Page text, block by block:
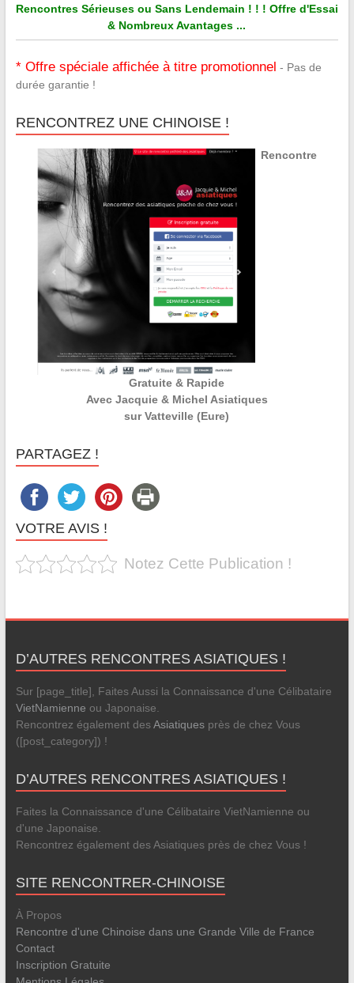
Rencontres Sérieuses ou Sans Lendemain ! ! ! Offre d'Essai
& Nombreux Avantages ...
* Offre spéciale affichée à titre promotionnel - Pas de
durée garantie !
RENCONTREZ UNE CHINOISE !
Rencontre
Gratuite & Rapide
Avec Jacquie & Michel Asiatiques
sur Vatteville (Eure)
PARTAGEZ !
VOTRE AVIS !
Notez Cette Publication !
D’AUTRES RENCONTRES ASIATIQUES !
Sur [page_title], Faites Aussi la Connaissance d'une Célibataire
VietNamienne ou Japonaise.
Rencontrez également desAsiatiquesprès de chez Vous
([post_category]) !
D’AUTRES RENCONTRES ASIATIQUES !
Faites la Connaissance d'une Célibataire VietNamienne ou
d'une Japonaise.
Rencontrez également des Asiatiques près de chez Vous !
SITE RENCONTRER-CHINOISE
À Propos
Rencontre d'une Chinoise dans une Grande Ville de France
Contact
Inscription Gratuite